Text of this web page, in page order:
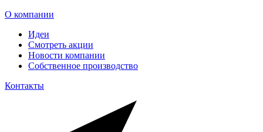
О компании
Идеи
Смотреть акции
Новости компании
Собственное производство
Контакты